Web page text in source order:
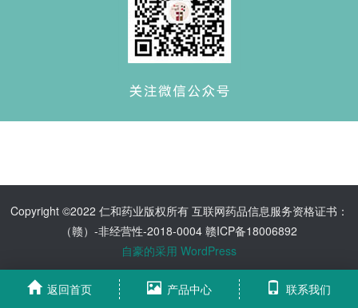
Copyright ©2022 仁和药业版权所有 互联网药品信息服务资格证书：
（赣）-非经营性-2018-0004 赣ICP备18006892
自豪的采用 WordPress
返回首页 产品中心 联系我们